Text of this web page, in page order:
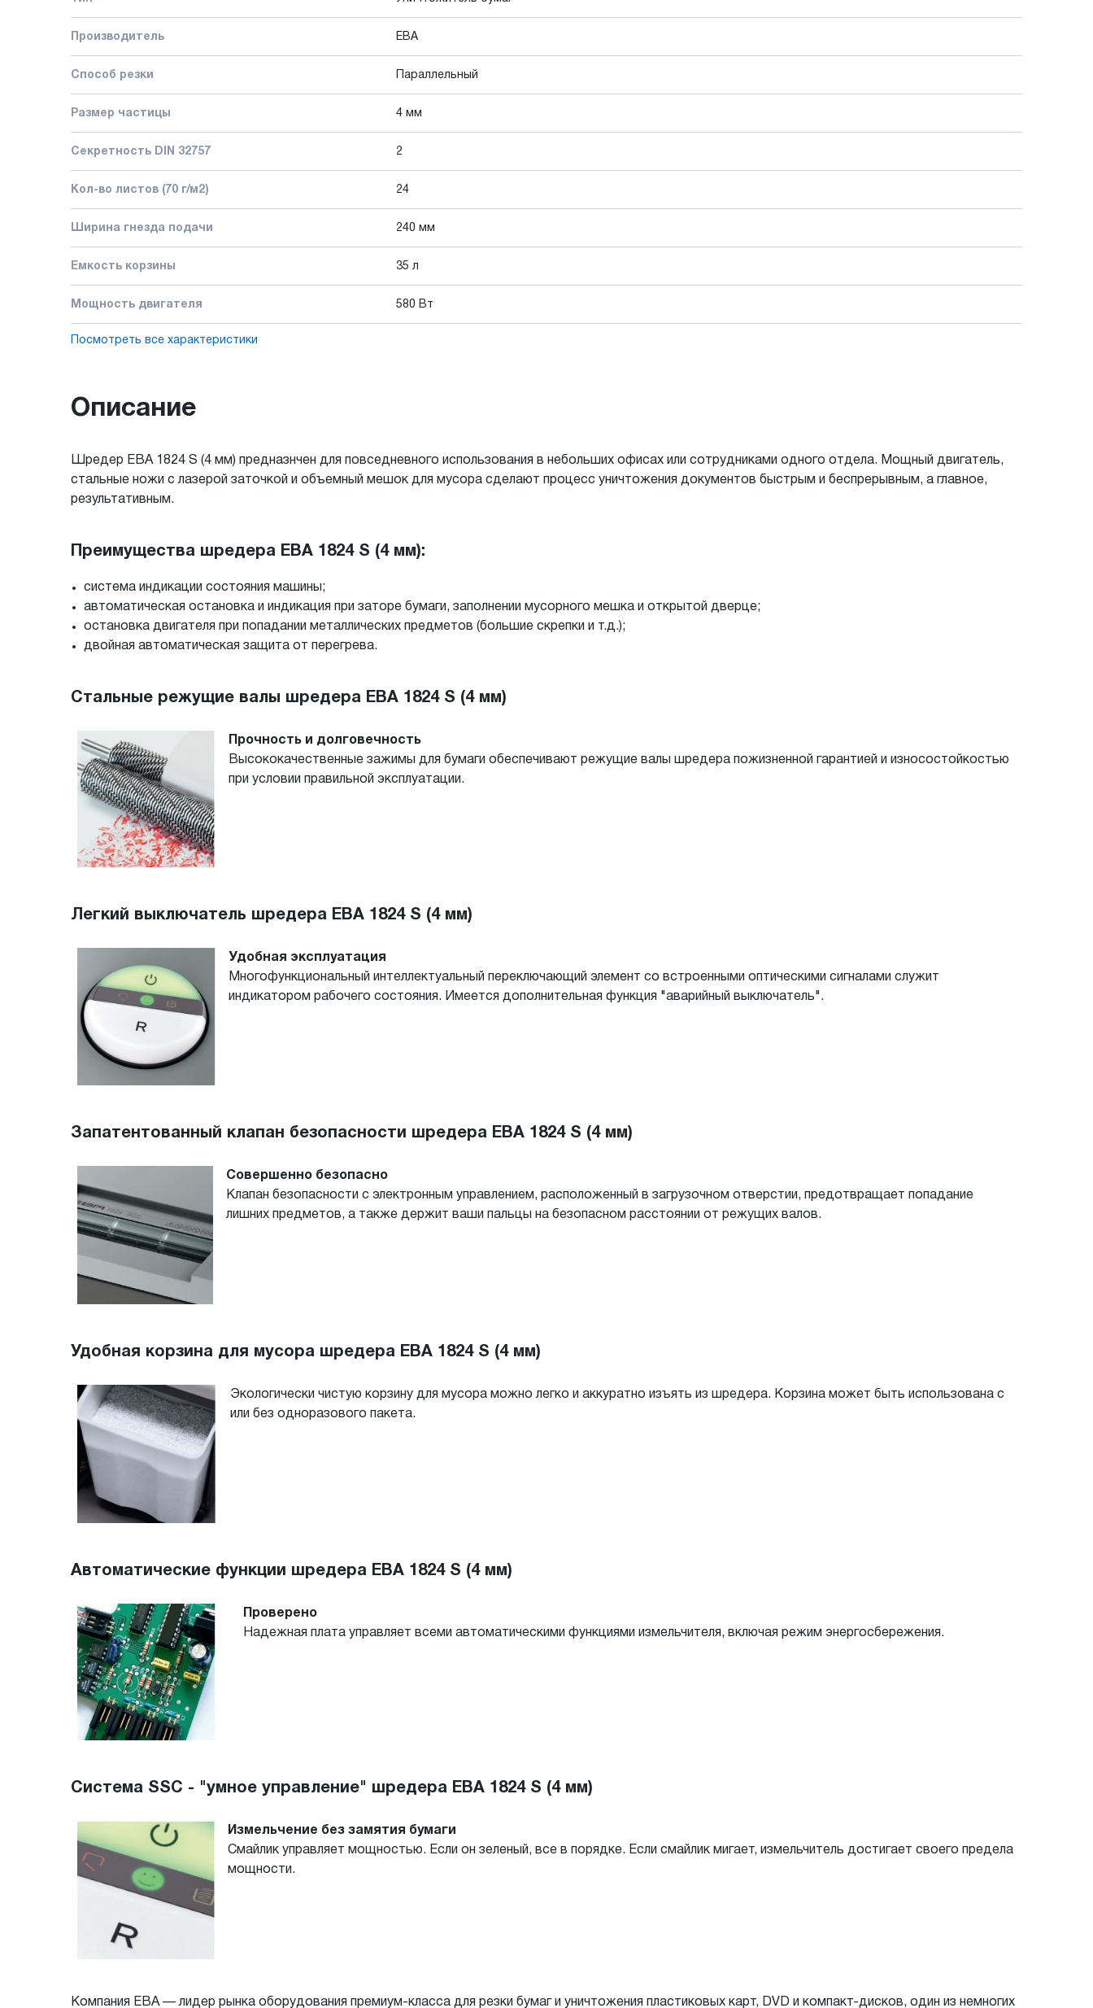
Производитель EBA
Способ резки Параллельный
Размер частицы 4 мм
Секретность DIN 32757 2
Кол-во листов (70 г/м2) 24
Ширина гнезда подачи 240 мм
Емкость корзины 35 л
Мощность двигателя 580 Вт
Посмотреть все характеристики
Описание
Шредер EBA 1824 S (4 мм) предназнчен для повседневного использования в небольших офисах или сотрудниками одного отдела. Мощный двигатель,
стальные ножи с лазерой заточкой и объемный мешок для мусора сделают процесс уничтожения документов быстрым и беспрерывным, а главное,
результативным.
Преимущества шредера EBA 1824 S (4 мм):
система индикации состояния машины;
автоматическая остановка и индикация при заторе бумаги, заполнении мусорного мешка и открытой дверце;
остановка двигателя при попадании металлических предметов (большие скрепки и т.д.);
двойная автоматическая защита от перегрева.
Стальные режущие валы шредера EBA 1824 S (4 мм)
Прочность и долговечность
Высококачественные зажимы для бумаги обеспечивают режущие валы шредера пожизненной гарантией и износостойкостью
при условии правильной эксплуатации.
Легкий выключатель шредера EBA 1824 S (4 мм)
Удобная эксплуатация
Многофункциональный интеллектуальный переключающий элемент со встроенными оптическими сигналами служит
индикатором рабочего состояния. Имеется дополнительная функция "аварийный выключатель".
Запатентованный клапан безопасности шредера EBA 1824 S (4 мм)
Совершенно безопасно
Клапан безопасности с электронным управлением, расположенный в загрузочном отверстии, предотвращает попадание
лишних предметов, а также держит ваши пальцы на безопасном расстоянии от режущих валов.
Удобная корзина для мусора шредера EBA 1824 S (4 мм)
Экологически чистую корзину для мусора можно легко и аккуратно изъять из шредера. Корзина может быть использована с
или без одноразового пакета.
Автоматические функции шредера EBA 1824 S (4 мм)
Проверено
Надежная плата управляет всеми автоматическими функциями измельчителя, включая режим энергосбережения.
Система SSC - "умное управление" шредера EBA 1824 S (4 мм)
Измельчение без замятия бумаги
Смайлик управляет мощностью. Если он зеленый, все в порядке. Если смайлик мигает, измельчитель достигает своего предела
мощности.
Компания EBA — лидер рынка оборудования премиум-класса для резки бумаг и уничтожения пластиковых карт, DVD и компакт-дисков, один из немногих